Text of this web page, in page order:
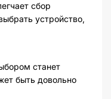
сбор
устройство,
станет
быть довольно